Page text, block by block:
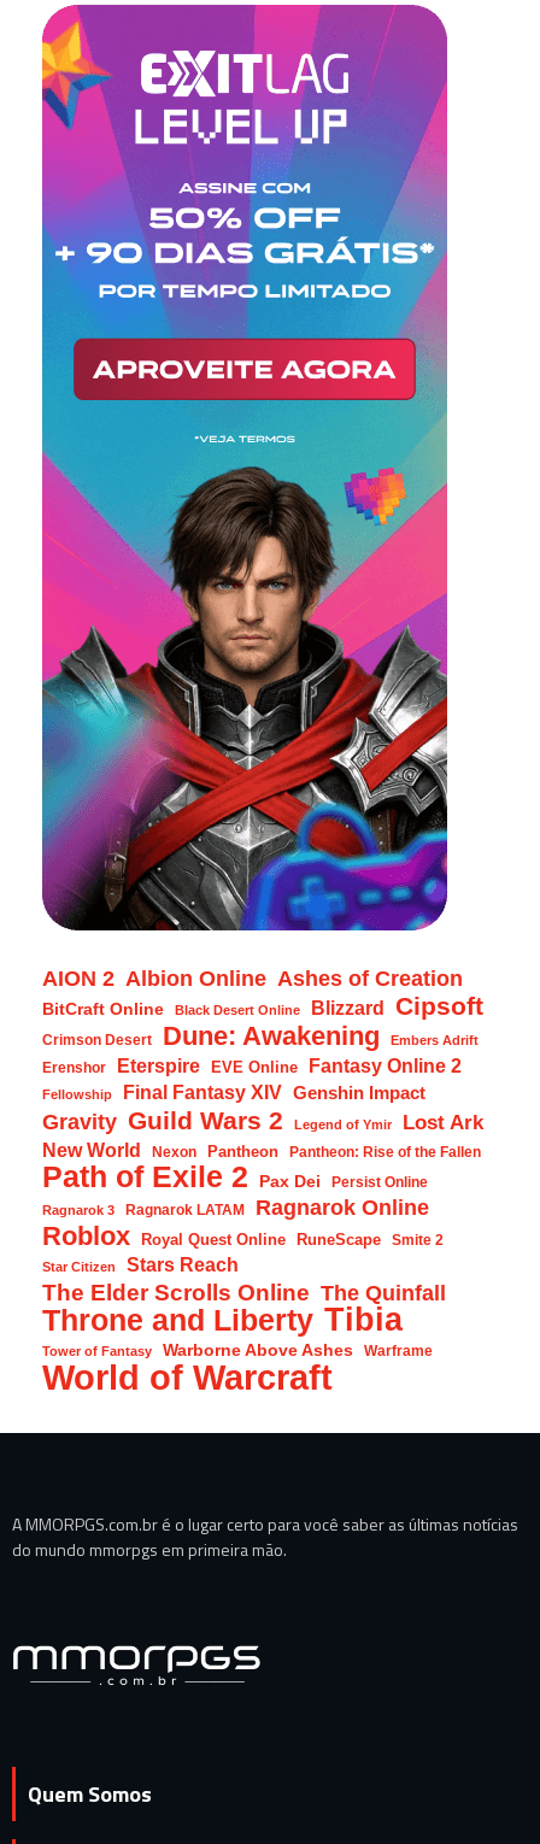
AION 2 Albion Online Ashes of Creation
BitCraft Online Black Desert Online Blizzard Cipsoft
Crimson Desert Dune: Awakening Embers Adrift
Erenshor Eterspire EVE Online Fantasy Online 2
Fellowship Final Fantasy XIV Genshin Impact
Gravity Guild Wars 2 Legend of Ymir Lost Ark
New World Nexon Pantheon Pantheon: Rise of the Fallen
Path of Exile 2 Pax Dei Persist Online
Ragnarok 3 Ragnarok LATAM Ragnarok Online
Roblox Royal Quest Online RuneScape Smite 2
Star Citizen Stars Reach
The Elder Scrolls Online The Quinfall
Throne and Liberty Tibia
Tower of Fantasy Warborne Above Ashes Warframe
World of Warcraft
A MMORPGS.com.br é o lugar certo para você saber as últimas notícias
do mundo mmorpgs em primeira mão.
Quem Somos